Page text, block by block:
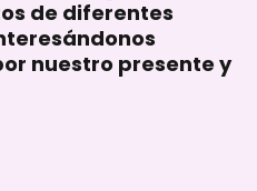
de diferentes
nuestro presente y